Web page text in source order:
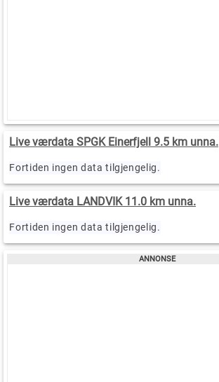
Live værdata SPGK Einerfjell 9.5 km unna.
Fortiden ingen data tilgjengelig.
Live værdata LANDVIK 11.0 km unna.
Fortiden ingen data tilgjengelig.